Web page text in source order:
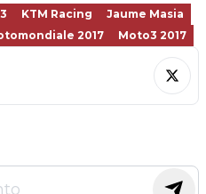
KTM Racing
Jaume Masia
2017 Moto3 2017